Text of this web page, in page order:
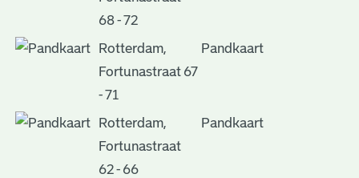
68 - 72
Rotterdam,
Fortunastraat 67
- 71
Pandkaart
Rotterdam,
Fortunastraat
62 - 66
Pandkaart